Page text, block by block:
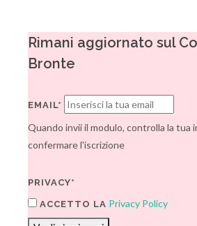
Rimani aggiornato sul
Bronte
EMAIL*
Quando invii il modulo, controlla la tua
confermare l'iscrizione
PRIVACY*
ACCETTO LA Privacy Policy